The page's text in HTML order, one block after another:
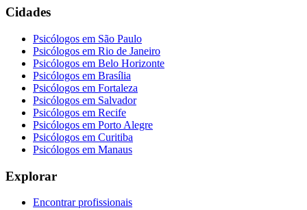
Cidades
Psicólogos em São Paulo
Psicólogos em Rio de Janeiro
Psicólogos em Belo Horizonte
Psicólogos em Brasília
Psicólogos em Fortaleza
Psicólogos em Salvador
Psicólogos em Recife
Psicólogos em Porto Alegre
Psicólogos em Curitiba
Psicólogos em Manaus
Explorar
Encontrar profissionais